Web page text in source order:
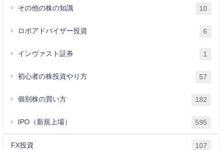
その他の株の知識 10
ロボアドバイザー投資 6
インヴァスト証券 1
初心者の株投資やり方 57
個別株の買い方 182
IPO（新規上場） 595
FX投資 107